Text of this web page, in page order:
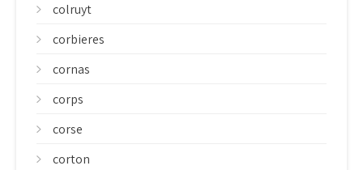
colruyt
corbieres
cornas
corps
corse
corton